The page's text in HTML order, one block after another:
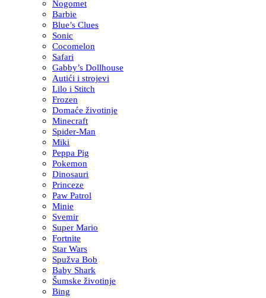
Nogomet
Barbie
Blue’s Clues
Sonic
Cocomelon
Safari
Gabby’s Dollhouse
Autići i strojevi
Lilo i Stitch
Frozen
Domaće životinje
Minecraft
Spider-Man
Miki
Peppa Pig
Pokemon
Dinosauri
Princeze
Paw Patrol
Minie
Svemir
Super Mario
Fortnite
Star Wars
Spužva Bob
Baby Shark
Šumske životinje
Bing